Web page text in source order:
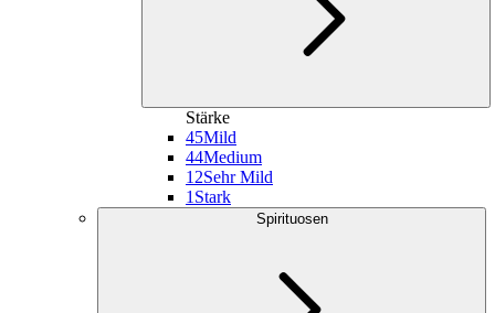
Stärke
45Mild
44Medium
12Sehr Mild
1 Stark
Spirituosen